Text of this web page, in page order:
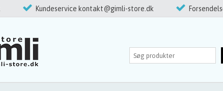
Kundeservice kontakt@gimli-store.dk